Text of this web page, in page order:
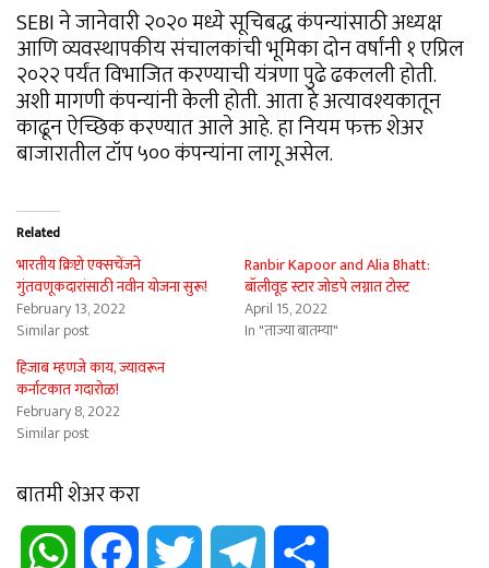
SEBI ने जानेवारी २०२० मध्ये सूचिबद्ध कंपन्यांसाठी अध्यक्ष
आणि व्यवस्थापकीय संचालकांची भूमिका दोन वर्षांनी १ एप्रिल
२०२२ पर्यंत विभाजित करण्याची यंत्रणा पुढे ढकलली होती.
अशी मागणी कंपन्यांनी केली होती. आता हे अत्यावश्यकातून
काढून ऐच्छिक करण्यात आले आहे. हा नियम फक्त शेअर
बाजारातील टॉप ५०० कंपन्यांना लागू असेल.
Related
भारतीय क्रिप्टो एक्सचेंजने
गुंतवणूकदारांसाठी नवीन योजना सुरू!
February 13, 2022
Similar post
Ranbir Kapoor and Alia Bhatt:
बॉलीवूड स्टार जोडपे लग्नात टोस्ट
April 15, 2022
In "ताज्या बातम्या"
हिजाब म्हणजे काय, ज्यावरून
कर्नाटकात गदारोळ!
February 8, 2022
Similar post
बातमी शेअर करा
WhatsApp Facebook Twitter Telegram